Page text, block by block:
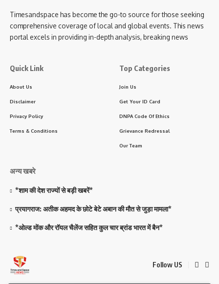
Timesandspace has become the go-to source for those seeking
comprehensive coverage of local and global events. This news
portal excels in providing in-depth analysis, breaking news
Quick Link
About Us
Disclaimer
Privacy Policy
Terms & Conditions
Top Categories
Join Us
Get Your ID Card
DNPA Code Of Ethics
Grievance Redressal
Our Team
अन्य खबरे
*शाम की देश राज्यों से बड़ी खबरें*
प्रयागराज: अतीक अहमद के छोटे बेटे अबान की मौत से जुड़ा मामला*
*ओल्ड मोंक और रॉयल चैलेंज सहित कुल चार ब्रांड भारत में बैन*
Follow US